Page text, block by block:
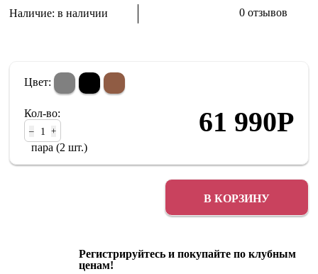
Наличие:в наличии 0 отзывов
Цвет:
Кол-во:
– +
пара (2 шт.)
61 990Р
В КОРЗИНУ
Регистрируйтесь и покупайте по клубным
ценам!